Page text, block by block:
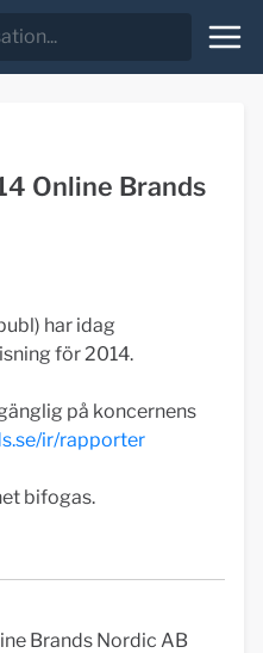
Online Brands
har idag
för 2014.
på koncernens
ir/rapporter
bifogas.
Brands Nordic AB